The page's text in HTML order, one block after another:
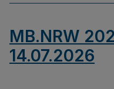
MB.NRW
14.07.2026